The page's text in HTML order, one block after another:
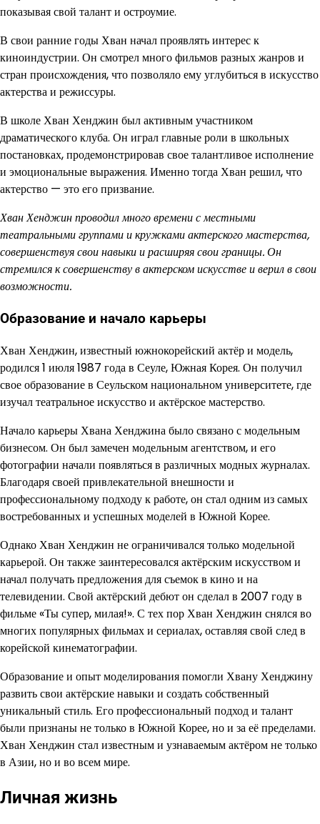
показывая свой талант и остроумие.
В свои ранние годы Хван начал проявлять интерес к
киноиндустрии. Он смотрел много фильмов разных жанров и
стран происхождения, что позволяло ему углубиться в искусство
актерства и режиссуры.
В школе Хван Хенджин был активным участником
драматического клуба. Он играл главные роли в школьных
постановках, продемонстрировав свое талантливое исполнение
и эмоциональные выражения. Именно тогда Хван решил, что
актерство — это его призвание.
Хван Хенджин проводил много времени с местными
театральными группами и кружками актерского мастерства,
совершенствуя свои навыки и расширяя свои границы. Он
стремился к совершенству в актерском искусстве и верил в свои
возможности.
Образование и начало карьеры
Хван Хенджин, известный южнокорейский актёр и модель,
родился 1 июля 1987 года в Сеуле, Южная Корея. Он получил
свое образование в Сеульском национальном университете, где
изучал театральное искусство и актёрское мастерство.
Начало карьеры Хвана Хенджина было связано с модельным
бизнесом. Он был замечен модельным агентством, и его
фотографии начали появляться в различных модных журналах.
Благодаря своей привлекательной внешности и
профессиональному подходу к работе, он стал одним из самых
востребованных и успешных моделей в Южной Корее.
Однако Хван Хенджин не ограничивался только модельной
карьерой. Он также заинтересовался актёрским искусством и
начал получать предложения для съемок в кино и на
телевидении. Свой актёрский дебют он сделал в 2007 году в
фильме «Ты супер, милая!». С тех пор Хван Хенджин снялся во
многих популярных фильмах и сериалах, оставляя свой след в
корейской кинематографии.
Образование и опыт моделирования помогли Хвану Хенджину
развить свои актёрские навыки и создать собственный
уникальный стиль. Его профессиональный подход и талант
были признаны не только в Южной Корее, но и за её пределами.
Хван Хенджин стал известным и узнаваемым актёром не только
в Азии, но и во всем мире.
Личная жизнь